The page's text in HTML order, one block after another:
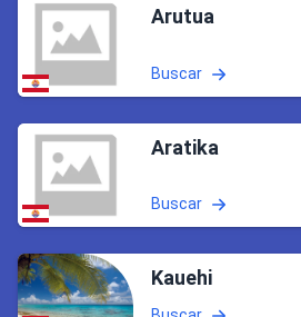
Arutua
Buscar
Aratika
Buscar
Kauehi